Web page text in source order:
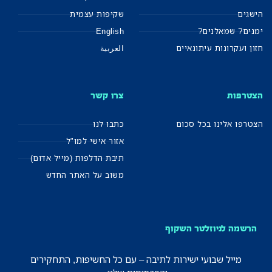
הישגים
ימנים? שמאלנים?
חזון ועקרונות עיתונאיים
שקיפות עצמית
English
العربية
הצטרפות
הצטרפו אלינו בכל סכום
צרו קשר
כתבו לנו
אזור אישי למו"ל
תיבת הדלפות (מייל אדום)
משוב על האתר החדש
הרשמה לניוזלטר השקוף
מייל שבועי ישירות לתיבה – עם כל החשיפות, התחקירים